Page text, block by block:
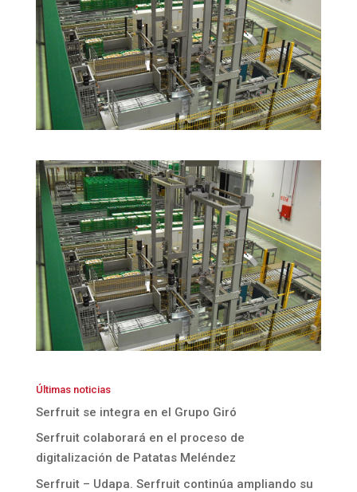
Últimas noticias
Serfruit se integra en el Grupo Giró
Serfruit colaborará en el proceso de
digitalización de Patatas Meléndez
Serfruit – Udapa. Serfruit continúa ampliando su